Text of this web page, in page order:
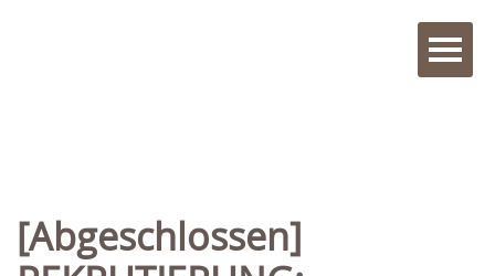
[Abgeschlossen]